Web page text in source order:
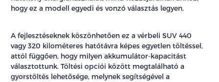
hogy ez a modell egyedi és vonzó választás legyen.
A fejlesztéseknek köszönhetően ez a vérbeli SUV 440
vagy 320 kilométeres hatótávra képes egyetlen töltéssel,
attól függően, hogy milyen akkumulátor-kapacitást
választottunk. Töltési opciói között megtalálható a
gyorstöltés lehetősége, melynek segítségével a